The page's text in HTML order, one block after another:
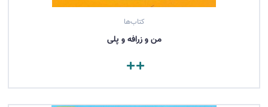
کتاب‌ها
من و زرافه و پلی
مشاهده کتاب